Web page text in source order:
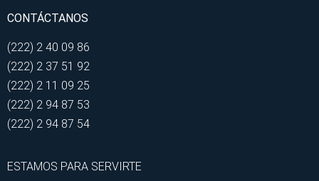
CONTÁCTANOS
(222) 2 40 09 86
(222) 2 37 51 92
(222) 2 11 09 25
(222) 2 94 87 53
(222) 2 94 87 54
ESTAMOS PARA SERVIRTE